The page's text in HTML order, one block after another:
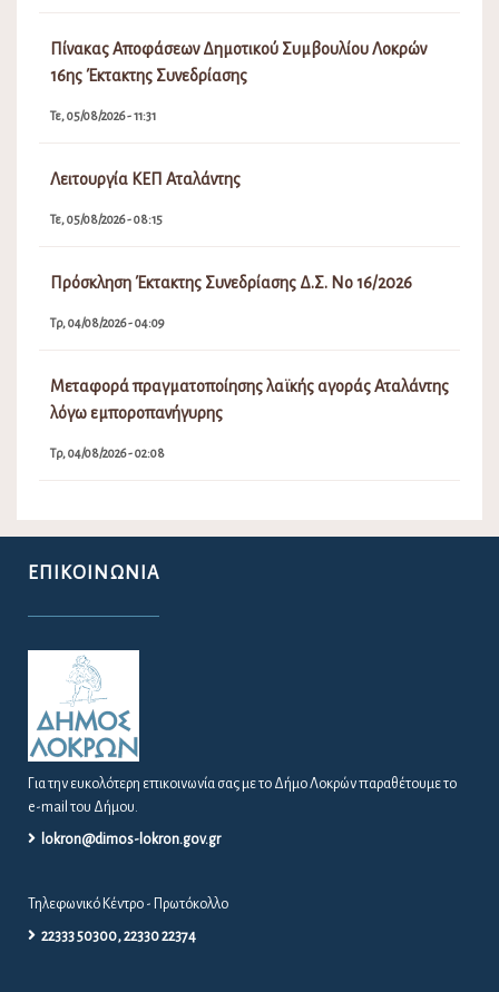
Πίνακας Αποφάσεων Δημοτικού Συμβουλίου Λοκρών
16ης Έκτακτης Συνεδρίασης
Τε, 05/08/2026 - 11:31
Λειτουργία ΚΕΠ Αταλάντης
Τε, 05/08/2026 - 08:15
Πρόσκληση Έκτακτης Συνεδρίασης Δ.Σ. Νο 16/2026
Τρ, 04/08/2026 - 04:09
Μεταφορά πραγματοποίησης λαϊκής αγοράς Αταλάντης
λόγω εμποροπανήγυρης
Τρ, 04/08/2026 - 02:08
ΕΠΙΚΟΙΝΩΝΊΑ
Για την ευκολότερη επικοινωνία σας με το Δήμο Λοκρών παραθέτουμε το
e-mail του Δήμου.
lokron@dimos-lokron.gov.gr
Τηλεφωνικό Κέντρο - Πρωτόκολλο
22333 50300, 22330 22374